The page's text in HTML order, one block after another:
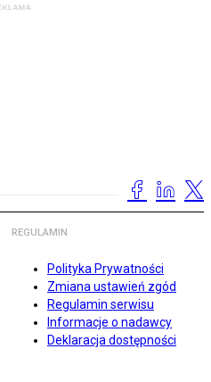
REGULAMIN
Polityka Prywatności
Zmiana ustawień zgód
Regulamin serwisu
Informacje o nadawcy
Deklaracja dostępności